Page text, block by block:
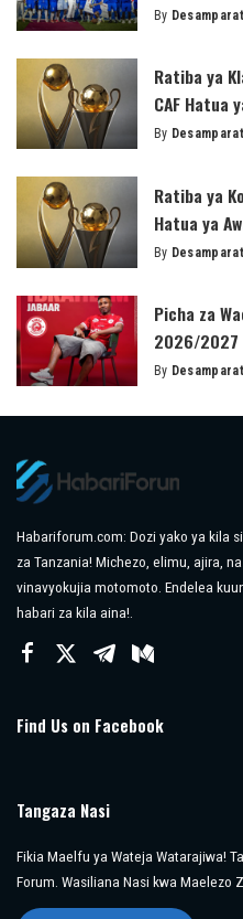
Posted
By
Ratiba ya
CAF Hatua
Posted
By
Ratiba ya
Hatua ya
Posted
By
Picha za
2026/2027
Posted
By
Habariforum.com: Dozi yako ya kila
za Tanzania! Michezo, elimu, ajira,
vinavyokujia motomoto. Endelea
habari za kila aina!.
Find Us on Facebook
Tangaza Nasi
Fikia Maelfu ya Wateja Watarajiwa!
Forum. Wasiliana Nasi kwa Maelezo